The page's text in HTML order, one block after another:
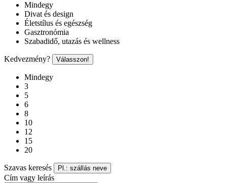
Mindegy
Divat és design
Életstílus és egészség
Gasztronómia
Szabadidő, utazás és wellness
Kedvezmény? Válasszon!
Mindegy
3
5
6
8
10
12
15
20
Szavas keresés Pl.: szállás neve
Cím vagy leírás